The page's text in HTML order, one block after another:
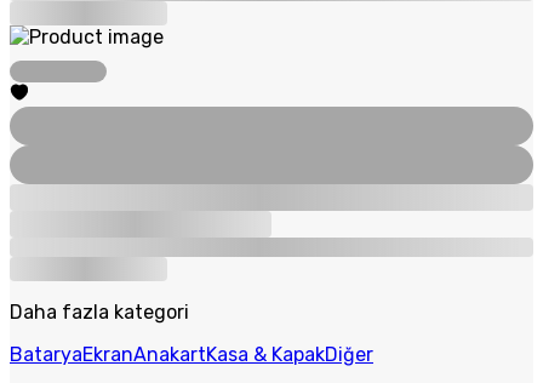
Daha fazla kategori
BataryaEkranAnakartKasa & KapakDiğer